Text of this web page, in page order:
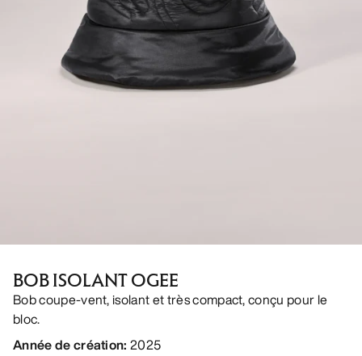
BOB ISOLANT OGEE
Bob coupe-vent, isolant et très compact, conçu pour le
bloc.
Année de création: 2025